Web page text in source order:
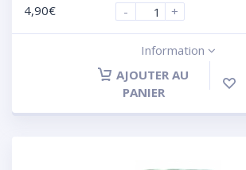
4,90€
-
+
Information
AJOUTER AU
PANIER